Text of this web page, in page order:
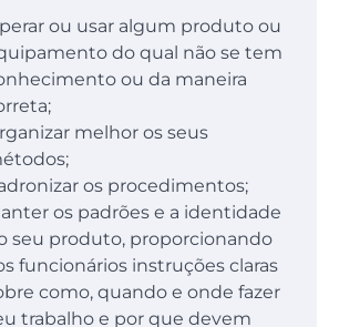
ou usar algum produto ou
do qual não se tem
ou da maneira
melhor os seus
os procedimentos;
os padrões e a identidade
seu produto, proporcionando
funcionários instruções claras
como, quando e onde fazer
trabalho e por que devem